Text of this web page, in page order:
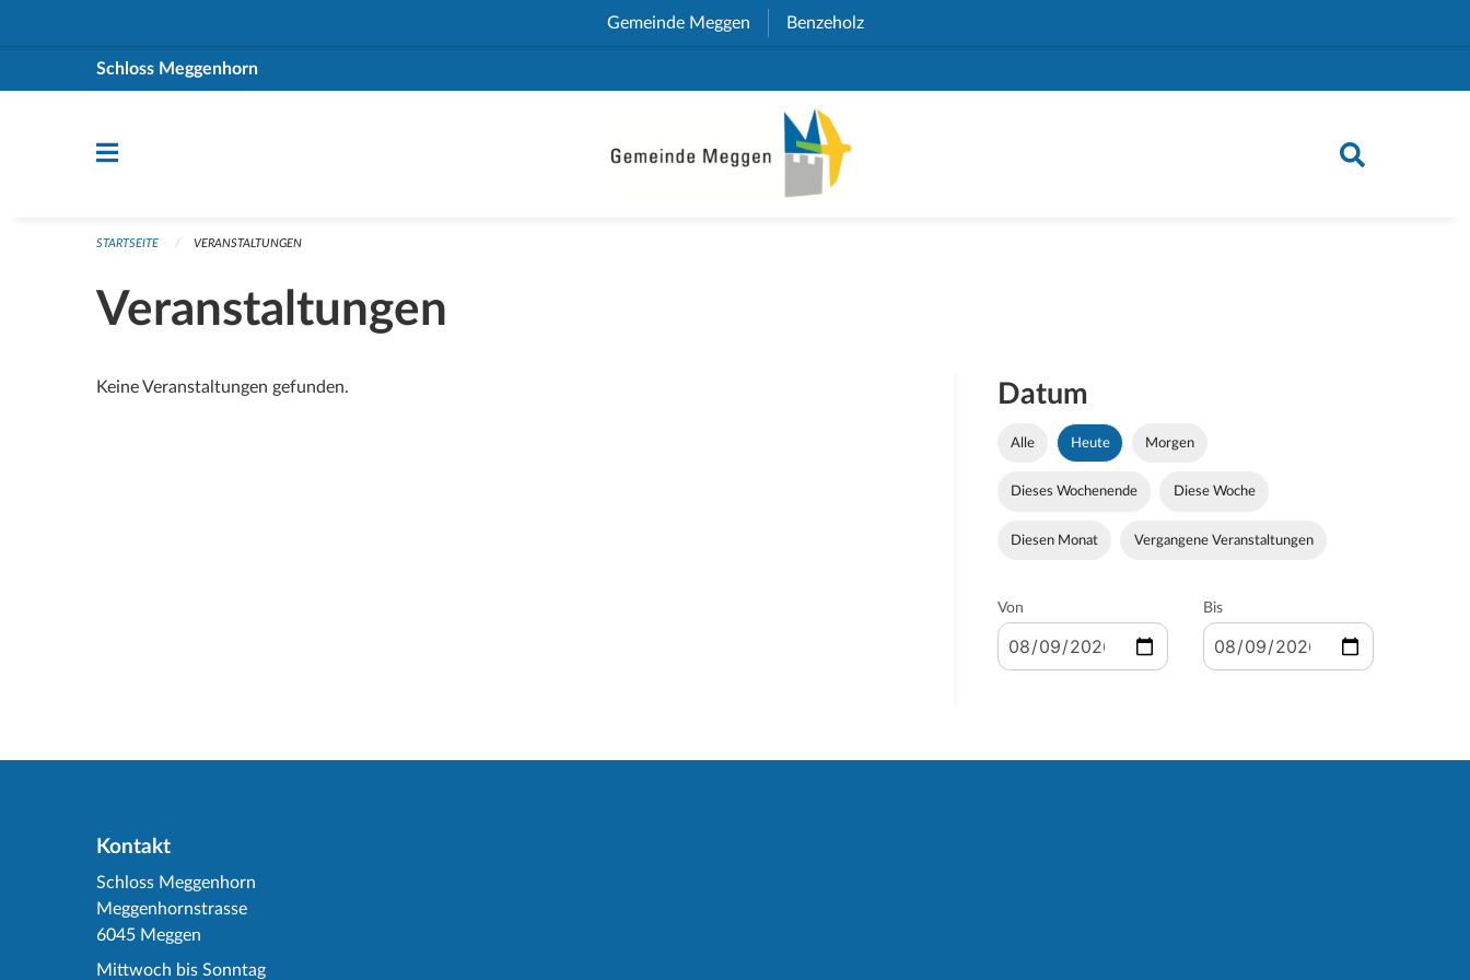
Gemeinde Meggen (External Link)
Benzeholz(External Link)
Schloss Meggenhorn
STARTSEITE VERANSTALTUNGEN
Veranstaltungen
Keine Veranstaltungen gefunden. Datum
Alle Heute Morgen
Dieses Wochenende Diese Woche
Diesen Monat Vergangene Veranstaltungen
Von Bis
Kontakt
Schloss Meggenhorn
Meggenhornstrasse
6045 Meggen
Mittwoch bis Sonntag